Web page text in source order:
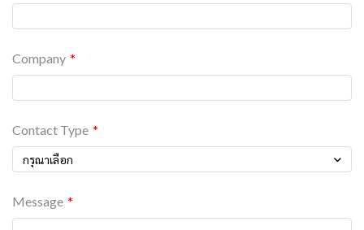
Company
Contact Type
กรุณาเลือก
Message